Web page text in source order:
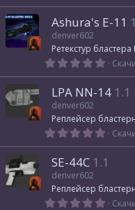
0
ё
з
Ashura's E-11
denver602
Ретекстур бластера
0
0
ё
з
LPA NN-14 1.1
denver602
Реплейсер
0
0
ё
з
SE-44C 1.1
denver602
Реплейсер
0